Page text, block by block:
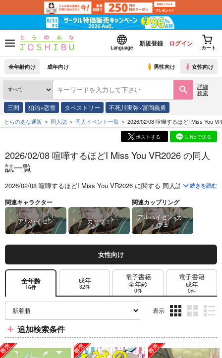
Language
新規登録 ログイン
カート
全年齢向け 成年向け 男性向け 女性向け
詳細
検索
三間 狛治×恋雪 タペストリー 不死川実弥×冨岡義勇
とらのあな通販 同人誌 同人イベント一覧 2026/02/08 喧嘩するほどI Miss You
ポストする LINEで送る
2026/02/08 喧嘩するほどI Miss You VR2026 の同人
誌一覧
2026/02/08 喧嘩するほどI Miss You VR2026 に関する 同人誌 は、16件お
続きを読む
関連キャラクター
アルハイゼン カーヴェ
関連カップリング
アルハイゼン×カー
ヴェ
女性向け
全年齢
16件
成年
32件
電子書籍
全年齢
0件
電子書籍
成年
0件
表示
ム
表
示
ム
表
示
ム
表
示
追加検索条件